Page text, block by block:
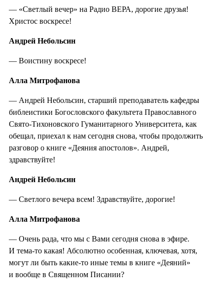
— «Светлый вечер» на Радио ВЕРА, дорогие друзья!
Христос воскресе!
Андрей Небольсин
— Воистину воскресе!
Алла Митрофанова
— Андрей Небольсин, старший преподаватель кафедры
библеистики Богословского факультета Православного
Свято-Тихоновского Гуманитарного Университета, как
обещал, приехал к нам сегодня снова, чтобы продолжить
разговор о книге «Деяния апостолов». Андрей,
здравствуйте!
Андрей Небольсин
— Светлого вечера всем! Здравствуйте, дорогие!
Алла Митрофанова
— Очень рада, что мы с Вами сегодня снова в эфире.
И тема-то какая! Абсолютно особенная, ключевая, хотя,
могут ли быть какие-то иные темы в книге «Деяний»
и вообще в Священном Писании?